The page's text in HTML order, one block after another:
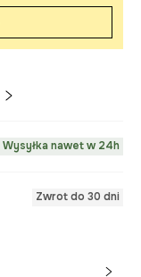
Wysyłka nawet w 24h
Zwrot do 30 dni